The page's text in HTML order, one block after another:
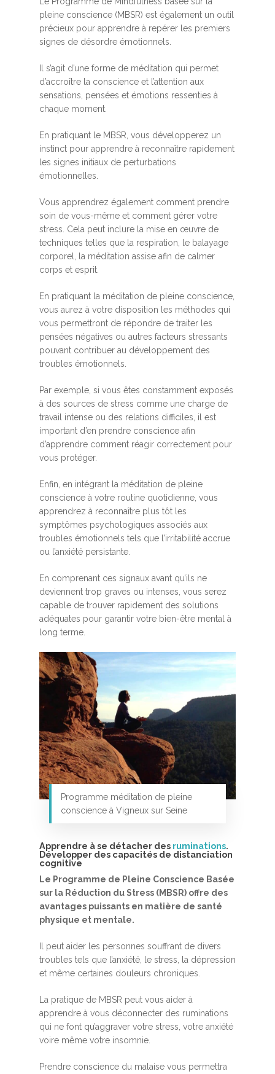
pleine conscience (MBSR) est également un outil
précieux pour apprendre à repérer les premiers
signes de désordre émotionnels.
Il s’agit d’une forme de méditation qui permet
d’accroître la conscience et l’attention aux
sensations, pensées et émotions ressenties à
chaque moment.
En pratiquant le MBSR, vous développerez un
instinct pour apprendre à reconnaître rapidement
les signes initiaux de perturbations
émotionnelles.
Vous apprendrez également comment prendre
soin de vous-même et comment gérer votre
stress. Cela peut inclure la mise en œuvre de
techniques telles que la respiration, le balayage
corporel, la méditation assise afin de calmer
corps et esprit.
En pratiquant la méditation de pleine conscience,
vous aurez à votre disposition les méthodes qui
vous permettront de répondre de traiter les
pensées négatives ou autres facteurs stressants
pouvant contribuer au développement des
troubles émotionnels.
Par exemple, si vous êtes constamment exposés
à des sources de stress comme une charge de
travail intense ou des relations difficiles, il est
important d’en prendre conscience afin
d’apprendre comment réagir correctement pour
vous protéger.
Enfin, en intégrant la méditation de pleine
conscience à votre routine quotidienne, vous
apprendrez à reconnaître plus tôt les
symptômes psychologiques associés aux
troubles émotionnels tels que l’irritabilité accrue
ou l’anxiété persistante.
En comprenant ces signaux avant qu’ils ne
deviennent trop graves ou intenses, vous serez
capable de trouver rapidement des solutions
adéquates pour garantir votre bien-être mental à
long terme.
Programme méditation de pleine
conscience à Vigneux sur Seine
Apprendre à se détacher des ruminations.
Développer des capacités de distanciation
cognitive
Le Programme de Pleine Conscience Basée
sur la Réduction du Stress (MBSR) offre des
avantages puissants en matière de santé
physique et mentale.
Il peut aider les personnes souffrant de divers
troubles tels que l’anxiété, le stress, la dépression
et même certaines douleurs chroniques.
La pratique de MBSR peut vous aider à
apprendre à vous déconnecter des ruminations
qui ne font qu’aggraver votre stress, votre anxiété
voire même votre insomnie.
Prendre conscience du malaise vous permettra
Accueil
Méditation
MBSR
MSC
Méditation pleine
Retraite de pleine
Thérapie :
Somatic
Thérapie
Programmes
Développement